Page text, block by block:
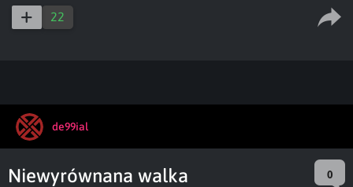
22
de99ial
Niewyrównana walka 0